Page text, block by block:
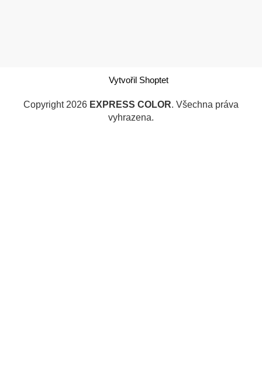
Vytvořil Shoptet
Copyright 2026 EXPRESS COLOR. Všechna práva
vyhrazena.